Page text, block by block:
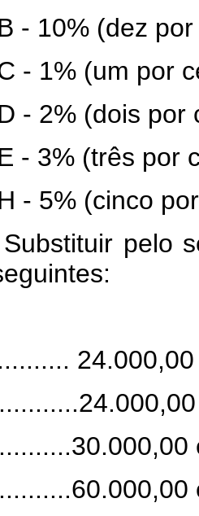
- 10% (dez
- 1% (um por
- 2% (dois por
- 3% (três por
- 5% (cinco
pelo